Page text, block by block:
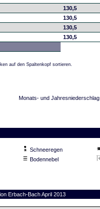
130,5
130,5
130,5
130,5
auf den Spaltenkopf sortieren.
Monats- und Jahresniederschlag
Schneeregen
Bodennebel
Erbach-Bach April 2013